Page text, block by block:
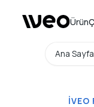
Ürün
Ana Sayfa
IVEO